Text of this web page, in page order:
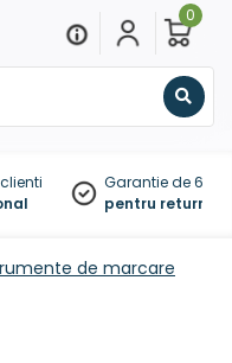
0
Garantie de 60
pentru
de marcare